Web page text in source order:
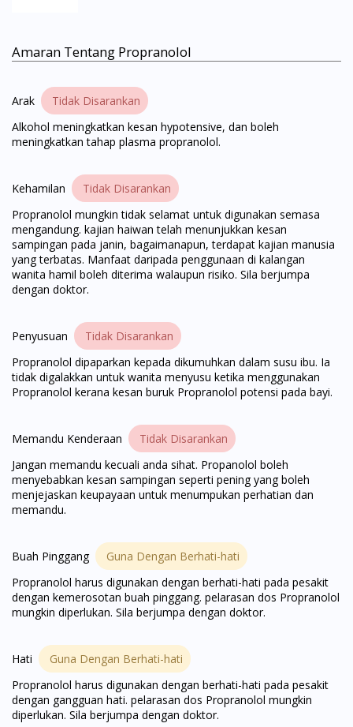
You seem to be shopping from Singapore
You are currently on DoctorOnCall.com.my, our Malaysian
site.
To serve you better, would you like to head over to
DoctorOnCall Singapore?
Continue to DoctorOnCall Singapore
Amaran Tentang Propranolol
Arak
Tidak Disarankan
Alkohol meningkatkan kesan hypotensive, dan boleh
meningkatkan tahap plasma propranolol.
Kehamilan
Tidak Disarankan
Propranolol mungkin tidak selamat untuk digunakan semasa
mengandung. kajian haiwan telah menunjukkan kesan
sampingan pada janin, bagaimanapun, terdapat kajian manusia
yang terbatas. Manfaat daripada penggunaan di kalangan
wanita hamil boleh diterima walaupun risiko. Sila berjumpa
dengan doktor.
Penyusuan
Tidak Disarankan
Propranolol dipaparkan kepada dikumuhkan dalam susu ibu. Ia
tidak digalakkan untuk wanita menyusu ketika menggunakan
Propranolol kerana kesan buruk Propranolol potensi pada bayi.
Memandu Kenderaan
Tidak Disarankan
Jangan memandu kecuali anda sihat. Propanolol boleh
menyebabkan kesan sampingan seperti pening yang boleh
menjejaskan keupayaan untuk menumpukan perhatian dan
memandu.
Buah Pinggang
Guna Dengan Berhati-hati
Propranolol harus digunakan dengan berhati-hati pada pesakit
dengan kemerosotan buah pinggang. pelarasan dos Propranolol
mungkin diperlukan. Sila berjumpa dengan doktor.
Hati
Guna Dengan Berhati-hati
Propranolol harus digunakan dengan berhati-hati pada pesakit
dengan gangguan hati. pelarasan dos Propranolol mungkin
diperlukan. Sila berjumpa dengan doktor.